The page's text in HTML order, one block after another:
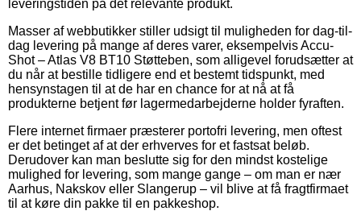
leveringstiden på det relevante produkt.
Masser af webbutikker stiller udsigt til muligheden for dag-til-
dag levering på mange af deres varer, eksempelvis Accu-
Shot – Atlas V8 BT10 Støtteben, som alligevel forudsætter at
du når at bestille tidligere end et bestemt tidspunkt, med
hensynstagen til at de har en chance for at nå at få
produkterne betjent før lagermedarbejderne holder fyraften.
Flere internet firmaer præsterer portofri levering, men oftest
er det betinget af at der erhverves for et fastsat beløb.
Derudover kan man beslutte sig for den mindst kostelige
mulighed for levering, som mange gange – om man er nær
Aarhus, Nakskov eller Slangerup – vil blive at få fragtfirmaet
til at køre din pakke til en pakkeshop.